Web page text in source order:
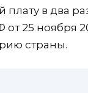
в два
25 ноября
страны.